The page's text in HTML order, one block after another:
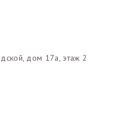
дом 17а, этаж 2